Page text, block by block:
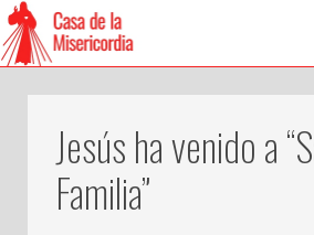
Jesús ha venido a
Familia”